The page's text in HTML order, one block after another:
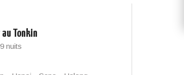
au Tonkin
nuits